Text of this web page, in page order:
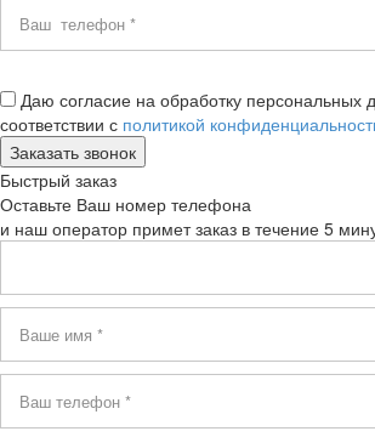
Даю согласие на обработку персональных
соответствии с политикой
Быстрый заказ
Оставьте Ваш номер телефона
и наш оператор примет заказ в течение 5